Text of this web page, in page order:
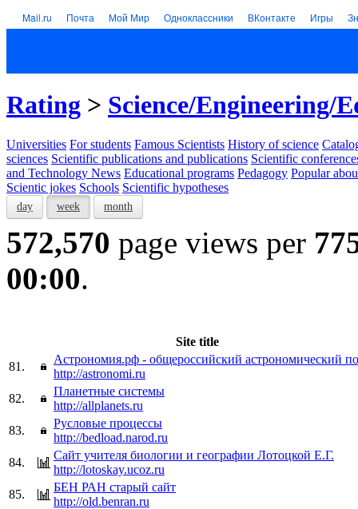
Mail.ru Почта Мой Мир Одноклассники ВКонтакте Игры
Rating > Science/Engineering/
Universities For students Famous Scientists History of science
sciences Scientific publications and publications Scientific
and Technology News Educational programs Pedagogy Popular
Scientic jokes Schools Scientific hypotheses
day week month
572,570 page views per
00:00.
Site title
81.
Астрономия.рф - общероссийский астрономический
http://astronomi.ru
82.
Планетные системы
http://allplanets.ru
83.
Русловые процессы
http://bedload.narod.ru
84.
Сайт учителя биологии и географии Лотоцкой Е.Г.
http://lotoskay.ucoz.ru
85.
БЕН РАН старый сайт
http://old.benran.ru